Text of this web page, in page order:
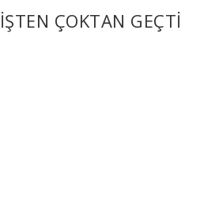
ÇOKTAN GEÇTI